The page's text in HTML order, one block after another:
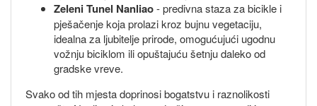
Zeleni Tunel Nanliao- predivna staza za bicikle i
pješačenje koja prolazi kroz bujnu vegetaciju,
idealna za ljubitelje prirode, omogućujući ugodnu
vožnju biciklom ili opuštajuću šetnju daleko od
gradske vreve.
Svako od tih mjesta doprinosi bogatstvu i raznolikosti